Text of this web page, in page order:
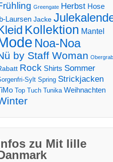
Greengate Herbst Hose
Ib-Laursen Jacke
Kollektion Mantel
Noa-Noa
by Staff Woman
Rock Shirts Sommer
Sylt Spring Strickjacken
Top Tuch Tunika Weihnachten
zu Mit lille